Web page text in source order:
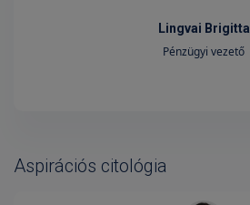
Lingvai Brigitta
Pénzügyi vezető
Aspirációs citológia